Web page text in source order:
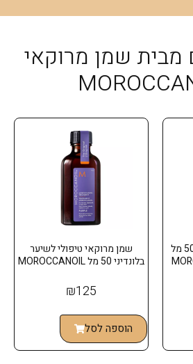
מבית שמן מרוקאי
מסכת לחות לשיער דק 500 מל
שמן מרוקאי טיפולי לשיער
בלונדיני 50 מל MOROCCANOIL
₪125
הוספה לסל